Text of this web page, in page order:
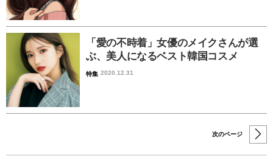
「愛の不時着」女優のメイクさんが選
ぶ、美人になるベスト韓国コスメ
特集 2020.12.31
次のページ